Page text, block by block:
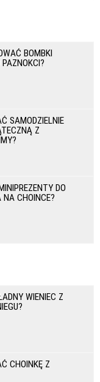
BOMBKI
PAZNOKCI?
SAMODZIELNIE
Z
DO
NA CHOINCE?
WIENIEC Z
CHOINKĘ Z